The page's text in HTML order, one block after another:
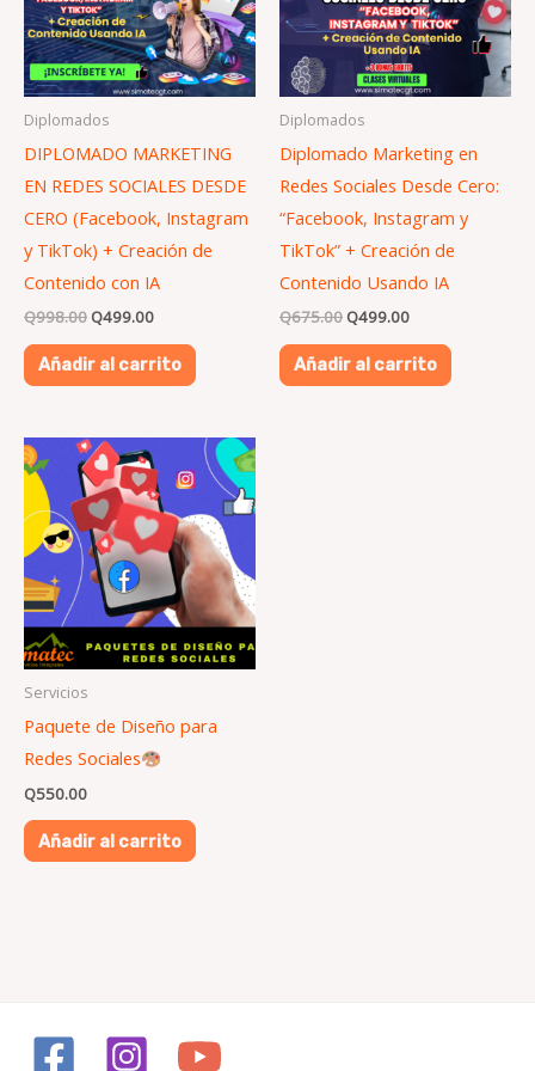
Diplomados
DIPLOMADO MARKETING
EN REDES SOCIALES DESDE
CERO (Facebook, Instagram
y TikTok) + Creación de
Contenido con IA
Q998.00 Q499.00
Añadir al carrito
Diplomados
Diplomado Marketing en
Redes Sociales Desde Cero:
“Facebook, Instagram y
TikTok” + Creación de
Contenido Usando IA
Q675.00 Q499.00
Añadir al carrito
Servicios
Paquete de Diseño para
Redes Sociales
Q550.00
Añadir al carrito